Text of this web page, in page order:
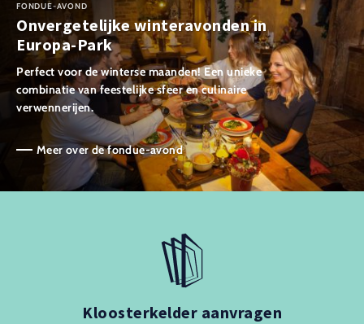
FONDUE-AVOND
Onvergetelijke winteravonden in
Europa-Park
Perfect voor de winterse maanden! Een unieke
combinatie van feestelijke sfeer en culinaire
verwennerijen.
Meer over de fondue-avond
Kloosterkelder aanvragen